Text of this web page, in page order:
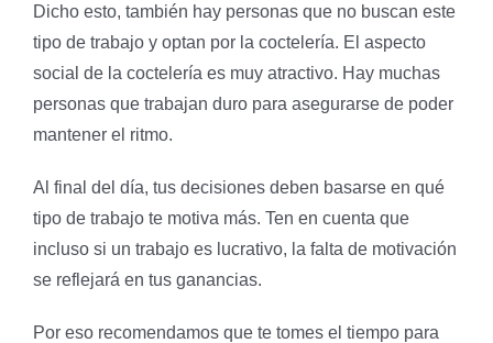
Dicho esto, también hay personas que no buscan este
tipo de trabajo y optan por la coctelería. El aspecto
social de la coctelería es muy atractivo. Hay muchas
personas que trabajan duro para asegurarse de poder
mantener el ritmo.
Al final del día, tus decisiones deben basarse en qué
tipo de trabajo te motiva más. Ten en cuenta que
incluso si un trabajo es lucrativo, la falta de motivación
se reflejará en tus ganancias.
Por eso recomendamos que te tomes el tiempo para